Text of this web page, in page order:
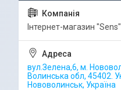
Iнтернет-магазин "Sens"
вул.Зелена,6, м.
Волинська обл, 45402.
Нововолинськ, Україна